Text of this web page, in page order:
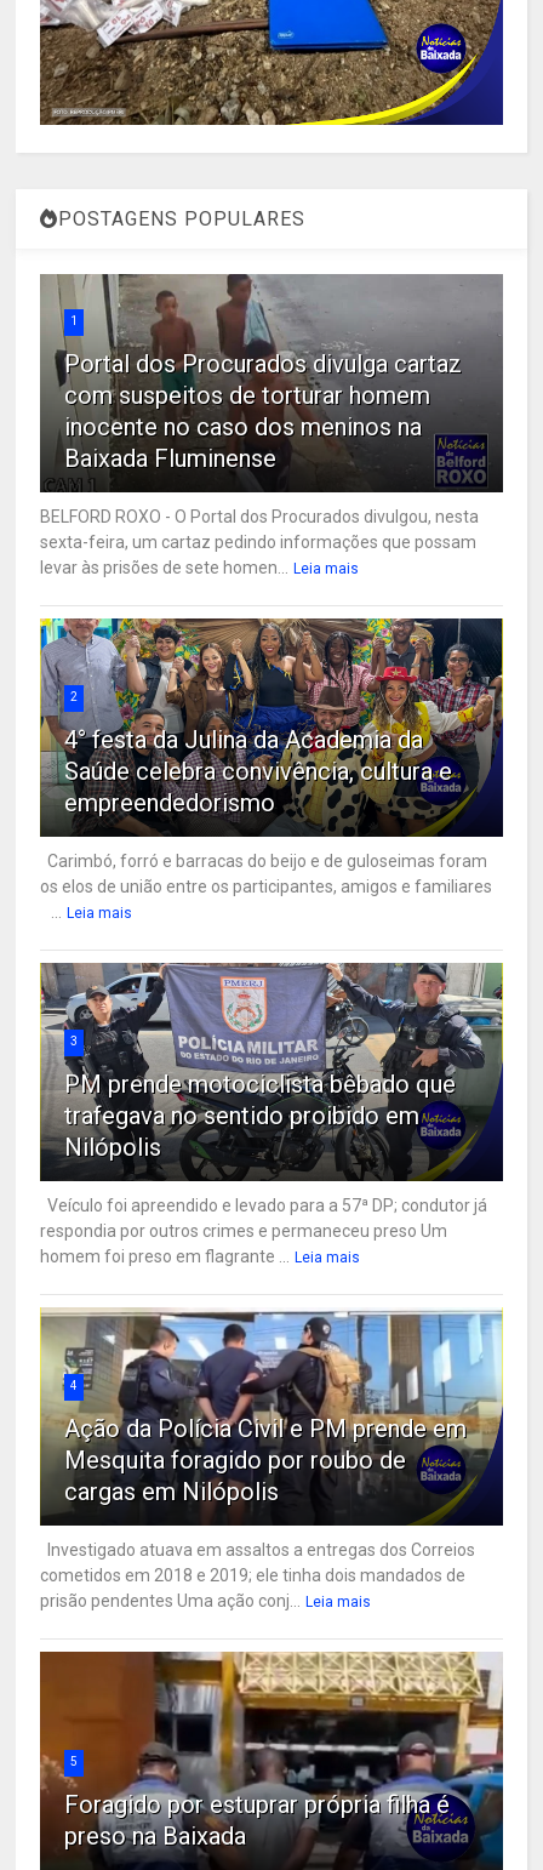
POSTAGENS POPULARES
1
Portal dos Procurados divulga cartaz
com suspeitos de torturar homem
inocente no caso dos meninos na
Baixada Fluminense
BELFORD ROXO - O Portal dos Procurados divulgou, nesta
sexta-feira, um cartaz pedindo informações que possam
levar às prisões de sete homen...
Leia mais
2
4° festa da Julina da Academia da
Saúde celebra convivência, cultura e
empreendedorismo
Carimbó, forró e barracas do beijo e de guloseimas foram
os elos de união entre os participantes, amigos e familiares
Leia mais
3
PM prende motociclista bêbado que
trafegava no sentido proibido em
Nilópolis
Veículo foi apreendido e levado para a 57ª DP; condutor já
respondia por outros crimes e permaneceu preso Um
homem foi preso em flagrante ...
Leia mais
4
Ação da Polícia Civil e PM prende em
Mesquita foragido por roubo de
cargas em Nilópolis
Investigado atuava em assaltos a entregas dos Correios
cometidos em 2018 e 2019; ele tinha dois mandados de
prisão pendentes Uma ação conj...
Leia mais
5
Foragido por estuprar própria filha é
preso na Baixada